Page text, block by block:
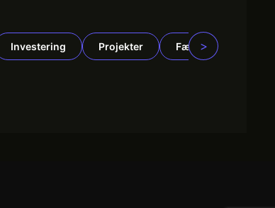
Investering Projekter Fællesskab
>